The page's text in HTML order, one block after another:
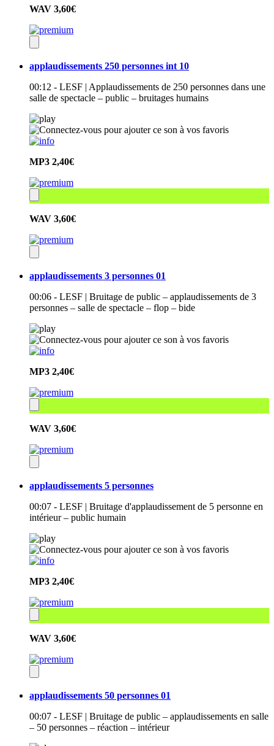
WAV 3,60€
applaudissements 250 personnes int 10
00:12 - LESF | Applaudissements de 250 personnes dans une
salle de spectacle – public – bruitages humains
MP3 2,40€
WAV 3,60€
applaudissements 3 personnes 01
00:06 - LESF | Bruitage de public – applaudissements de 3
personnes – salle de spectacle – flop – bide
MP3 2,40€
WAV 3,60€
applaudissements 5 personnes
00:07 - LESF | Bruitage d'applaudissement de 5 personne en
intérieur – public humain
MP3 2,40€
WAV 3,60€
applaudissements 50 personnes 01
00:07 - LESF | Bruitage de public – applaudissements en salle
– 50 personnes – réaction – intérieur